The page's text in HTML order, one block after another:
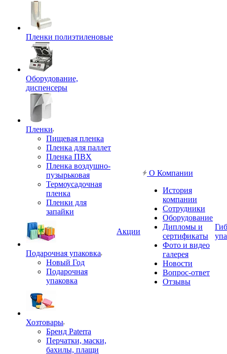
Пленки полиэтиленовые
Оборудование,
диспенсеры
Пленки
Пищевая пленка
Пленка для паллет
Пленка ПВХ
Пленка воздушно-
пузырьковая
Термоусадочная
пленка
Пленки для
запайки
Подарочная упаковка
Новый Год
Подарочная
упаковка
Хозтовары
Бренд Paterra
Перчатки, маски,
бахилы, плащи
Акции
О Компании
История
компании
Сотрудники
Оборудование
Дипломы и
сертификаты
Фото и видео
галерея
Новости
Вопрос-ответ
Отзывы